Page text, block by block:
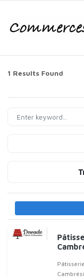
1 Results Found